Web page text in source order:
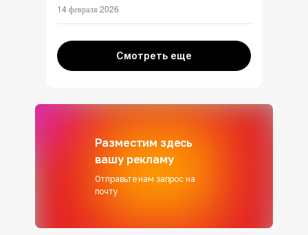
14 февраля 2026
Смотреть еще
Разместим здесь
вашу рекламу
Отправьте нам запрос на
почту